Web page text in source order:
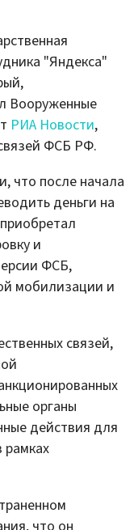
"Яндекса"
Вооруженные
РИА Новости,
ФСБ РФ.
что после начала
деньги на
и
ФСБ,
мобилизации и
связей,
органы
действия для
рамках